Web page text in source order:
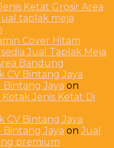
Ketat Grosir Area
taplak meja
Cover Hitam
Jual Taplak Meja
Bandung
CV Bintang Jaya
Bintang Jaya on
Jenis Ketat Di
CV Bintang Jaya
Bintang Jaya onJual
premium